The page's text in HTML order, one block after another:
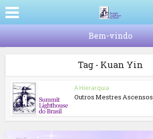
Bem-vindo
Tag - Kuan Yin
A Hierarquia
Outros Mestres Ascensos